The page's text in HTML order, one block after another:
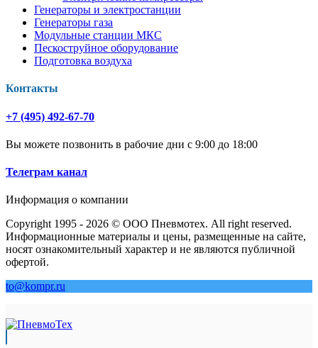
Генераторы и электростанции
Генераторы газа
Модульные станции МКС
Пескоструйное оборудование
Подготовка воздуха
Контакты
+7 (495) 492-67-70
Вы можете позвонить в рабочие дни с 9:00 до 18:00
Телеграм канал
Информация о компании
Copyright 1995 - 2026 © ООО Пневмотех. All right reserved.
Информационные материалы и цены, размещенные на сайте,
носят ознакомительный характер и не являются публичной
офертой.
to@kompr.ru